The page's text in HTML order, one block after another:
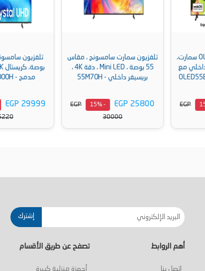
تلفزيون سمارت سامسونج ، مقاس
55 بوصة ، Mini LED ، دقة 4K ،
بريسيفر داخلي - 55M70H
EGP 25800
- 15%
EGP
تلفزيون سامسونج سمارت، 65
بوصة، كريستال UHD 4K، رسيفر
EGP 29999
- 15%
EGP
إشترك
أهم الروابط
اتصل بنا
تصفح عن طريق الأقسام
أجهزة منزلية كبيرة